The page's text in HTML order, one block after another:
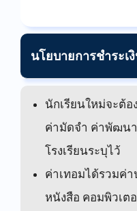
นโยบายการชำระเ
นักเรียนใหม่จะต้อ
ค่ามัดจำ ค่าพัฒน
โรงเรียนระบุไว้
ค่าเทอมได้รวมค่
หนังสือ คอมพิวเต